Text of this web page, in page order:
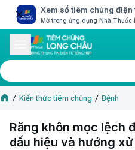
Xem sổ tiêm chủng điện
Mở trong ứng dụng Nhà Thuốc
Kiến thức tiêm chủng Bệnh
Răng khôn mọc lệch
dấu hiệu và hướng